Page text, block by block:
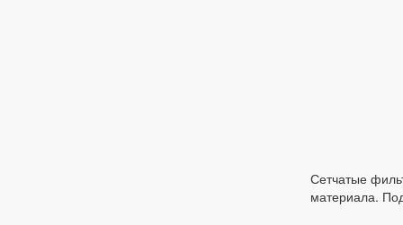
Сетчатые
материала.